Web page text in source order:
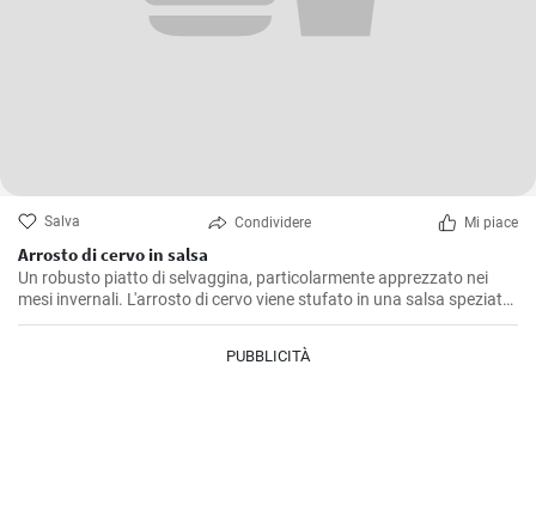
Salva Condividere Mi piace
Arrosto di cervo in salsa
Un robusto piatto di selvaggina, particolarmente apprezzato nei
mesi invernali. L'arrosto di cervo viene stufato in una salsa speziata,
rendendolo particolarmente tenero e succulento. Il piatto è meglio
PUBBLICITÀ